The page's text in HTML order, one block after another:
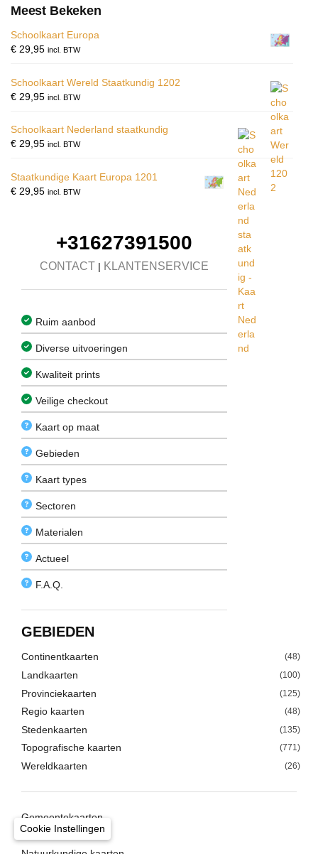
Meest Bekeken
Schoolkaart Europa
€ 29,95 incl. BTW
Schoolkaart Wereld Staatkundig 1202
€ 29,95 incl. BTW
Schoolkaart Nederland staatkundig
€ 29,95 incl. BTW
Staatkundige Kaart Europa 1201
€ 29,95 incl. BTW
+31627391500
CONTACT | KLANTENSERVICE
Ruim aanbod
Diverse uitvoeringen
Kwaliteit prints
Veilige checkout
Kaart op maat
Gebieden
Kaart types
Sectoren
Materialen
Actueel
F.A.Q.
GEBIEDEN
Continentkaarten (48)
Landkaarten (100)
Provinciekaarten (125)
Regio kaarten (48)
Stedenkaarten (135)
Topografische kaarten (771)
Wereldkaarten (26)
Gemeentekaarten
Luchtfotos
Cookie Instellingen